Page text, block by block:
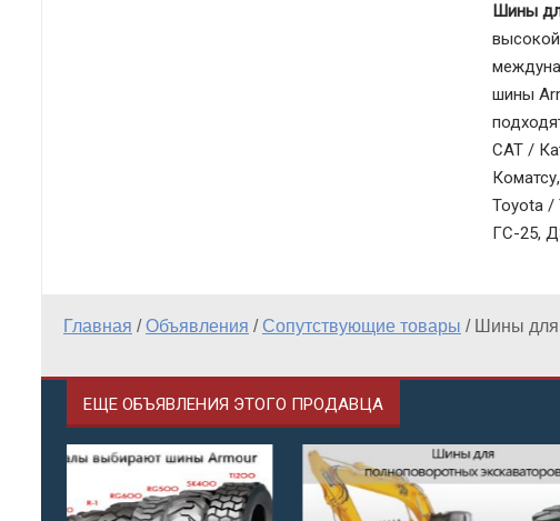
Шины
шины
CAT /
Toyota /
ГС-25,
Главная /Объявления / Сопутствующие товары / Шины для
ЕЩЕ ОБЪЯВЛЕНИЯ ЭТОГО ПРОДАВЦА